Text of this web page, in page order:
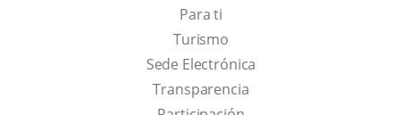
Para ti
TurismoThis
link
will
Sede Electrónica
Transparencia